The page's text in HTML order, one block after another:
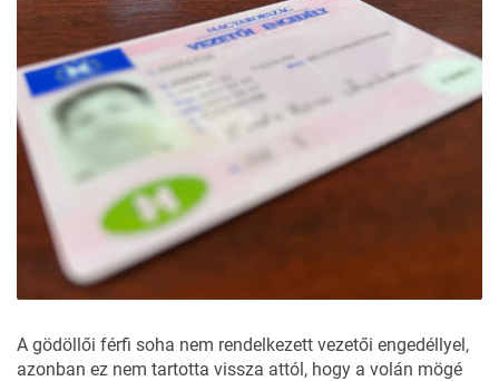
A gödöllői férfi soha nem rendelkezett vezetői engedéllyel,
azonban ez nem tartotta vissza attól, hogy a volán mögé